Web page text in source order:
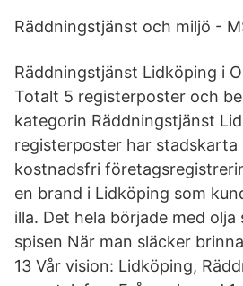
Räddningstjänst och miljö -
Räddningstjänst Lidköping i
Totalt 5 registerposter och
kategorin Räddningstjänst
registerposter har
kostnadsfri
en brand i Lidköping som
illa. Det hela började med olja
spisen När man släcker
13 Vår vision: Lidköping,